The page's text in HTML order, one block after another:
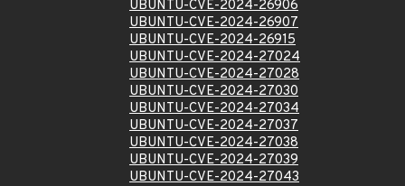
UBUNTU-CVE-2024-26906
UBUNTU-CVE-2024-26907
UBUNTU-CVE-2024-26915
UBUNTU-CVE-2024-27024
UBUNTU-CVE-2024-27028
UBUNTU-CVE-2024-27030
UBUNTU-CVE-2024-27034
UBUNTU-CVE-2024-27037
UBUNTU-CVE-2024-27038
UBUNTU-CVE-2024-27039
UBUNTU-CVE-2024-27043